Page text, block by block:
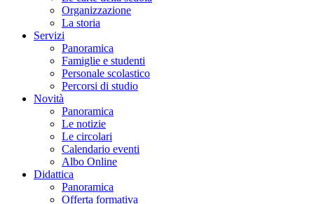
Organizzazione
La storia
Servizi
Panoramica
Famiglie e studenti
Personale scolastico
Percorsi di studio
Novità
Panoramica
Le notizie
Le circolari
Calendario eventi
Albo Online
Didattica
Panoramica
Offerta formativa